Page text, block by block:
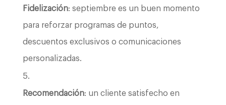
Fidelización: septiembre es un buen momento
para reforzar programas de puntos,
descuentos exclusivos o comunicaciones
personalizadas.
Recomendación: un cliente satisfecho en